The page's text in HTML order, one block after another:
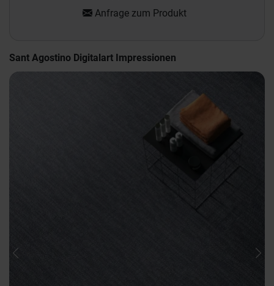
Anfrage zum Produkt
Sant Agostino Digitalart Impressionen
Previous